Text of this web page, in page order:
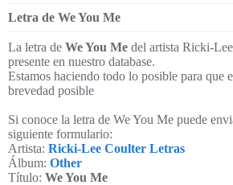
Letra de We You Me
La letra de We You Me del artista Ricki-
presente en nuestro database.
Estamos haciendo todo lo posible para que
brevedad posible
Si conoce la letra de We You Me puede
siguiente formulario:
Artista: Ricki-Lee Coulter Letras
Álbum: Other
Título: We You Me